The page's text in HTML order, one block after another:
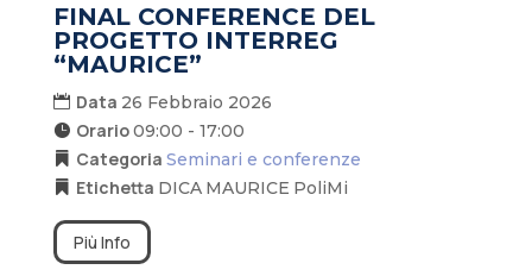
FINAL CONFERENCE DEL
PROGETTO INTERREG
“MAURICE”
Data 26 Febbraio 2026
Orario09:00 - 17:00
Categoria Seminari e conferenze
Etichetta DICA MAURICE PoliMi
Più Info